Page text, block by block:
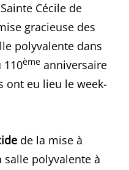
Cécile de
gracieuse des
polyvalente dans
110ème anniversaire
ont eu lieu le week-
de la mise à
polyvalente à